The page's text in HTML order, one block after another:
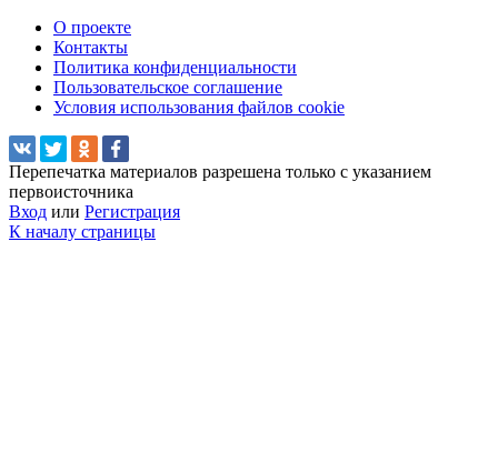
О проекте
Контакты
Политика конфиденциальности
Пользовательское соглашение
Условия использования файлов cookie
Перепечатка материалов разрешена только с указанием
первоисточника
Вход или Регистрация
К началу страницы